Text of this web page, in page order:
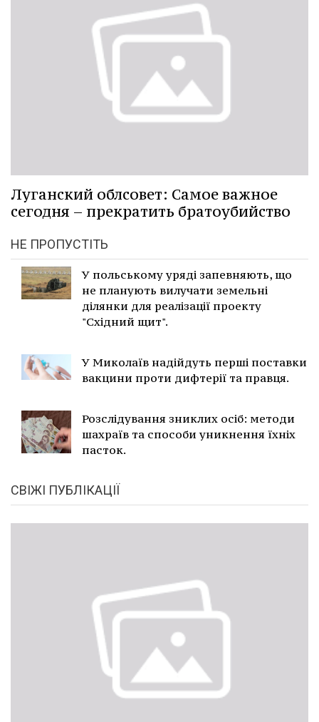
Луганский облсовет: Самое важное
сегодня – прекратить братоубийство
НЕ ПРОПУСТІТЬ
У польському уряді запевняють, що
не планують вилучати земельні
ділянки для реалізації проекту
"Східний щит".
У Миколаїв надійдуть перші поставки
вакцини проти дифтерії та правця.
Розслідування зниклих осіб: методи
шахраїв та способи уникнення їхніх
пасток.
СВІЖІ ПУБЛІКАЦІЇ